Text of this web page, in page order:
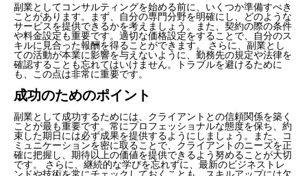
副業としてコンサルティングを始める前に、いくつか準備すべき
ことがあります。まず、自分の専門分野を明確にし、どのような
サービスを提供できるかを考えましょう。また、契約の際の条件
や料金設定も重要です。適切な価格設定をすることで、自分のス
キルに見合った報酬を得ることができます。 さらに、副業とし
ての活動が本業に影響を与えないように、勤務先の規定や法律を
確認することも忘れてはいけません。トラブルを避けるために
も、この点は非常に重要です。
成功のためのポイント
副業として成功するためには、クライアントとの信頼関係を築く
ことが最も重要です。常にプロフェッショナルな態度を保ち、約
束した期日には必ず成果を提供するようにしましょう。また、コ
ミュニケーションを密に取ることで、クライアントのニーズを正
確に把握し、期待以上の価値を提供できるよう努めることが大切
です。 さらに、継続的な学びを忘れずに、最新のビジネストレ
ンドや技術を常にチェックしておくことも、スキルアップには欠